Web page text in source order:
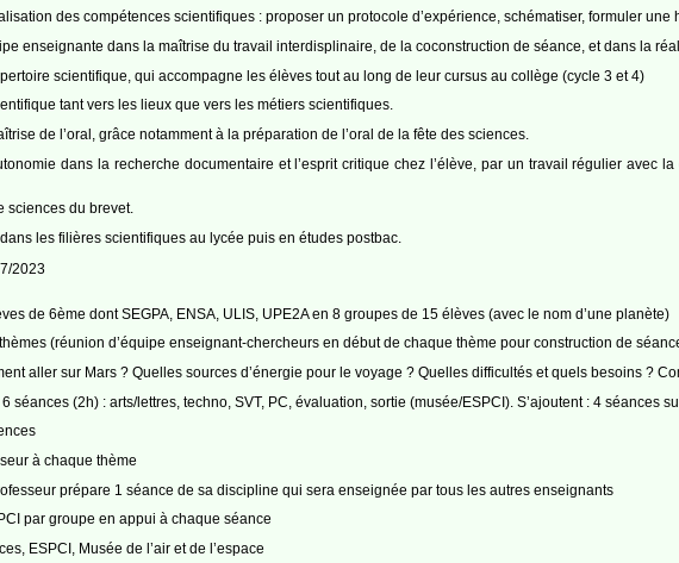
des compétences scientifiques : proposer un protocole d’expérience, schématiser, formuler une
enseignante dans la maîtrise du travail interdisplinaire, de la coconstruction de séance, et dans la
scientifique, qui accompagne les élèves tout au long de leur cursus au collège (cycle 3 et 4)
tant vers les lieux que vers les métiers scientifiques.
de l’oral, grâce notamment à la préparation de l’oral de la fête des sciences.
dans la recherche documentaire et l’esprit critique chez l’élève, par un travail régulier avec
sciences du brevet.
les filières scientifiques au lycée puis en études postbac.
2023
de 6ème dont SEGPA, ENSA, ULIS, UPE2A en 8 groupes de 15 élèves (avec le nom d’une planète)
(réunion d’équipe enseignant-chercheurs en début de chaque thème pour construction de
aller sur Mars ? Quelles sources d’énergie pour le voyage ? Quelles difficultés et quels besoins ?
séances (2h) : arts/lettres, techno, SVT, PC, évaluation, sortie (musée/ESPCI). S’ajoutent : 4 séances
à chaque thème
prépare 1 séance de sa discipline qui sera enseignée par tous les autres enseignants
par groupe en appui à chaque séance
ESPCI, Musée de l’air et de l’espace